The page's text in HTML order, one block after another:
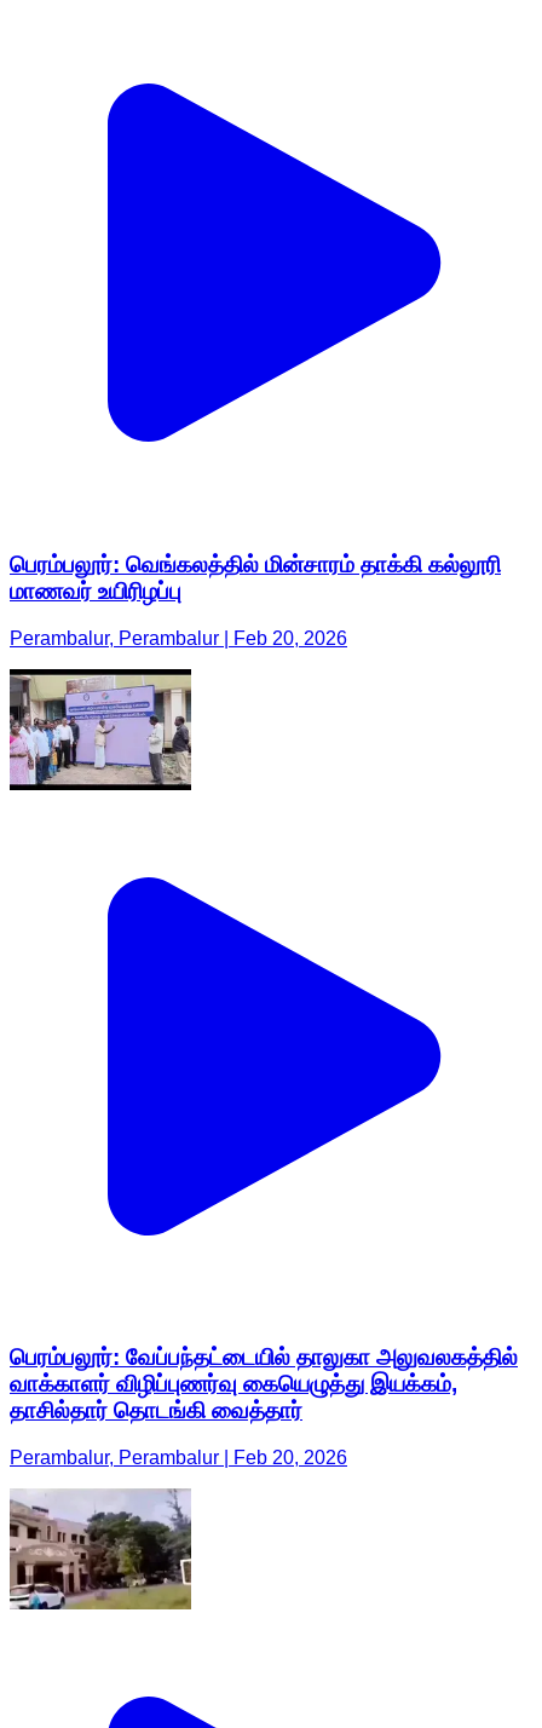
பெரம்பலூர்: வெங்கலத்தில் மின்சாரம் தாக்கி கல்லூரி
மாணவர் உயிரிழப்பு
Perambalur, Perambalur | Feb 20, 2026
பெரம்பலூர்: வேப்பந்தட்டையில் தாலுகா அலுவலகத்தில்
வாக்காளர் விழிப்புணர்வு கையெழுத்து இயக்கம்,
தாசில்தார் தொடங்கி வைத்தார்
Perambalur, Perambalur | Feb 20, 2026